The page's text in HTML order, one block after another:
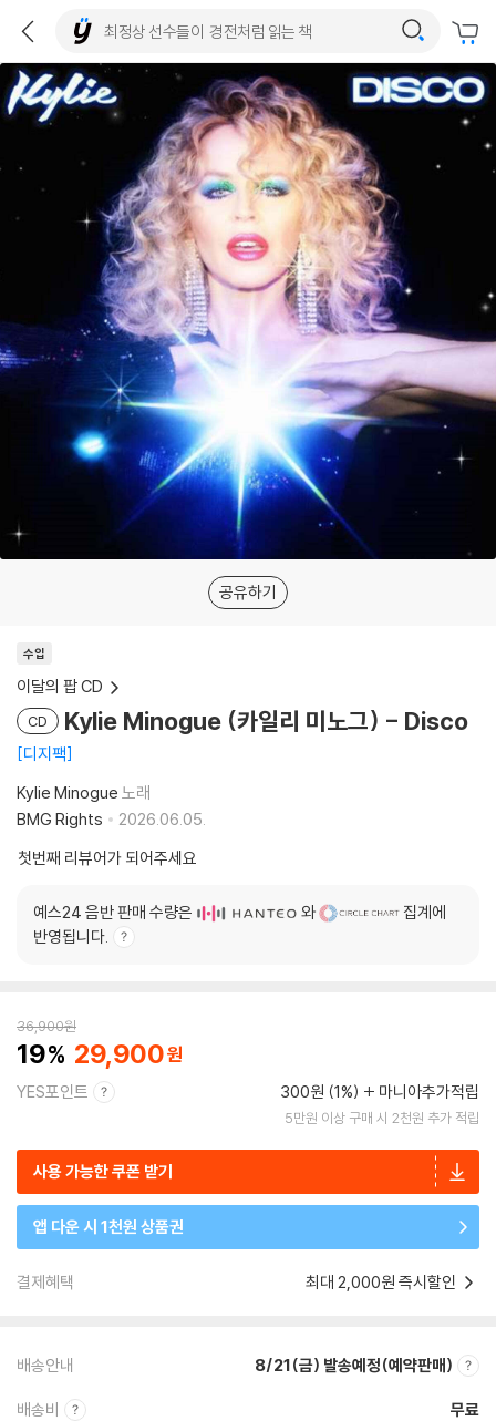
공유하기
수입
이달의 팝 CD
CD Kylie Minogue (카일리 미노그) - Disco
디지팩
Kylie Minogue 노래
BMG Rights
2026.06.05.
첫번째 리뷰어가 되어주세요
예스24 음반 판매 수량은 와
집계에
반영됩니다.
36,900원
19 29,900
YES포인트 300원 (1%) 마니아추가적립
5만원 이상 구매 시 2천원 추가 적립
사용 가능한 쿠폰 받기
앱 다운 시 1천원 상품권
결제혜택 최대 2,000원 즉시할인
배송안내 8/21(금) 발송예정(예약판매)
배송비 무료